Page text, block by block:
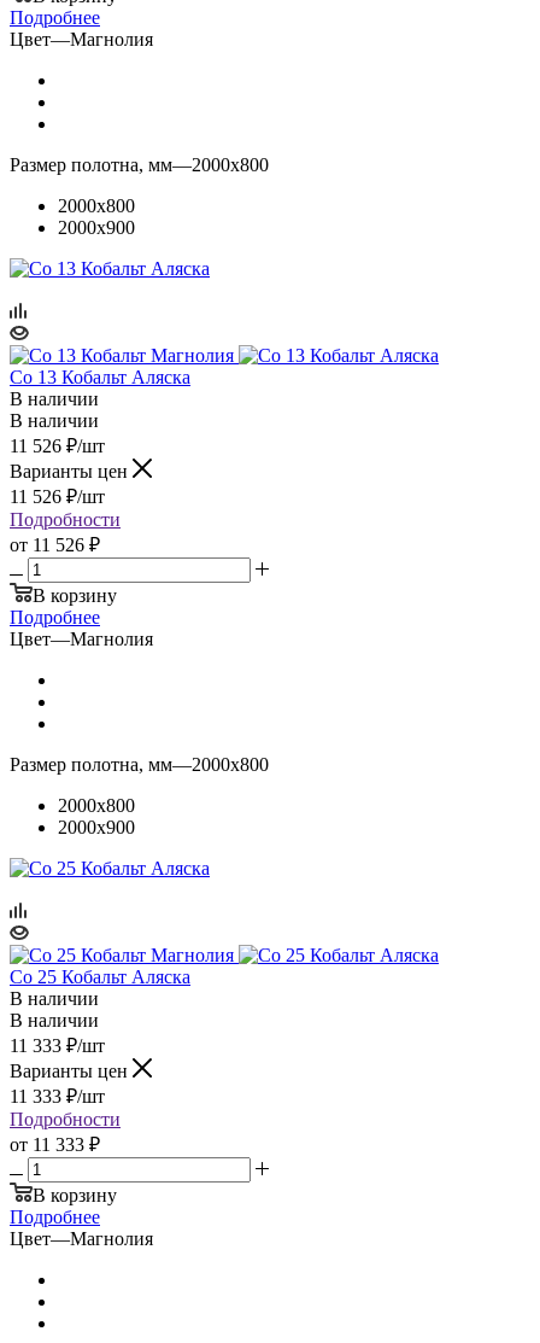
Подробнее
Цвет—Магнолия
Размер полотна, мм—2000x800
2000x800
2000x900
Co 13 Кобальт Аляска
В наличии
В наличии
11 526 ₽/шт
Варианты цен
11 526 ₽/шт
Подробности
от 11 526 ₽
В корзину
Подробнее
Цвет—Магнолия
Размер полотна, мм—2000x800
2000x800
2000x900
Co 25 Кобальт Аляска
В наличии
В наличии
11 333 ₽/шт
Варианты цен
11 333 ₽/шт
Подробности
от 11 333 ₽
В корзину
Подробнее
Цвет—Магнолия